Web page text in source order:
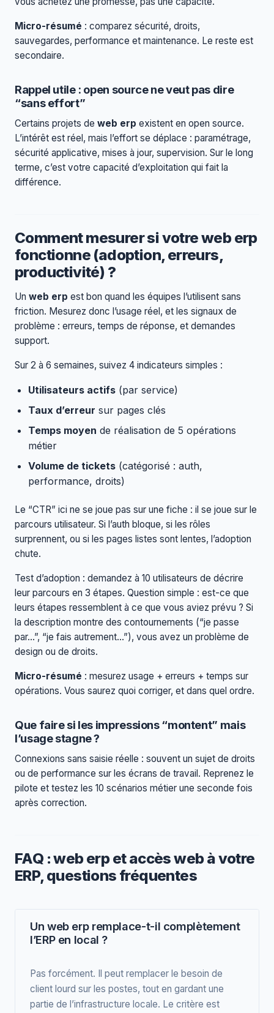
Micro-résumé : comparez sécurité, droits,
sauvegardes, performance et maintenance. Le reste est
secondaire.
Rappel utile : open source ne veut pas dire
“sans effort”
Certains projets de web erp existent en open source.
L’intérêt est réel, mais l’effort se déplace : paramétrage,
sécurité applicative, mises à jour, supervision. Sur le long
terme, c’est votre capacité d’exploitation qui fait la
différence.
Comment mesurer si votre web erp
fonctionne (adoption, erreurs,
productivité) ?
Un web erp est bon quand les équipes l’utilisent sans
friction. Mesurez donc l’usage réel, et les signaux de
problème : erreurs, temps de réponse, et demandes
support.
Sur 2 à 6 semaines, suivez 4 indicateurs simples :
Utilisateurs actifs(par service)
Taux d’erreur sur pages clés
Temps moyen de réalisation de 5 opérations
métier
Volume de tickets(catégorisé : auth,
performance, droits)
Le “CTR” ici ne se joue pas sur une fiche : il se joue sur le
parcours utilisateur. Si l’auth bloque, si les rôles
surprennent, ou si les pages listes sont lentes, l’adoption
chute.
Test d’adoption : demandez à 10 utilisateurs de décrire
leur parcours en 3 étapes. Question simple : est-ce que
leurs étapes ressemblent à ce que vous aviez prévu ? Si
la description montre des contournements (“je passe
par…”, “je fais autrement…”), vous avez un problème de
design ou de droits.
Micro-résumé : mesurez usage + erreurs + temps sur
opérations. Vous saurez quoi corriger, et dans quel ordre.
Que faire si les impressions “montent” mais
l’usage stagne ?
Connexions sans saisie réelle : souvent un sujet de droits
ou de performance sur les écrans de travail. Reprenez le
pilote et testez les 10 scénarios métier une seconde fois
après correction.
FAQ : web erp et accès web à votre
ERP, questions fréquentes
Un web erp remplace-t-il complètement
l’ERP en local ?
Pas forcément. Il peut remplacer le besoin de
client lourd sur les postes, tout en gardant une
partie de l’infrastructure locale. Le critère est